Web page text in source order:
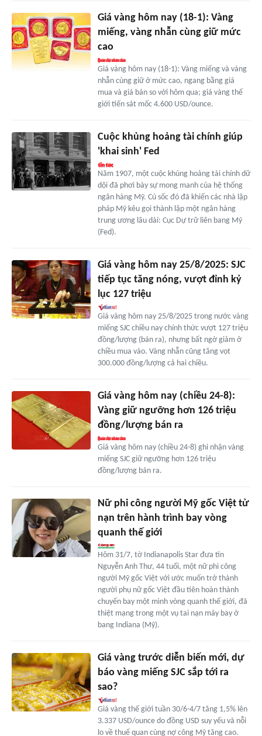
Giá vàng hôm nay (18-1): Vàng
miếng, vàng nhẫn cùng giữ mức
cao
Giá vàng hôm nay (18-1): Vàng miếng và vàng
nhẫn cùng giữ ở mức cao, ngang bằng giá
mua và giá bán so với hôm qua; giá vàng thế
giới tiến sát mốc 4.600 USD/ounce.
Cuộc khủng hoảng tài chính giúp
'khai sinh' Fed
Năm 1907, một cuộc khủng hoảng tài chính dữ
dội đã phơi bày sự mong manh của hệ thống
ngân hàng Mỹ. Cú sốc đó đã khiến các nhà lập
pháp Mỹ kêu gọi thành lập một ngân hàng
trung ương lâu dài: Cục Dự trữ liên bang Mỹ
(Fed).
Giá vàng hôm nay 25/8/2025: SJC
tiếp tục tăng nóng, vượt đỉnh kỷ
lục 127 triệu
Giá vàng hôm nay 25/8/2025 trong nước vàng
miếng SJC chiều nay chính thức vượt 127 triệu
đồng/lượng (bán ra), nhưng bất ngờ giảm ở
chiều mua vào. Vàng nhẫn cũng tăng vọt
300.000 đồng/lượng cả hai chiều.
Giá vàng hôm nay (chiều 24-8):
Vàng giữ ngưỡng hơn 126 triệu
đồng/lượng bán ra
Giá vàng hôm nay (chiều 24-8) ghi nhận vàng
miếng SJC giữ ngưỡng hơn 126 triệu
đồng/lượng bán ra.
Nữ phi công người Mỹ gốc Việt tử
nạn trên hành trình bay vòng
quanh thế giới
Hôm 31/7, tờ Indianapolis Star đưa tin
Nguyễn Anh Thư, 44 tuổi, một nữ phi công
người Mỹ gốc Việt với ước muốn trở thành
người phụ nữ gốc Việt đầu tiên hoàn thành
chuyến bay một mình vòng quanh thế giới, đã
thiệt mạng trong một vụ tai nạn máy bay ở
bang Indiana (Mỹ).
Giá vàng trước diễn biến mới, dự
báo vàng miếng SJC sắp tới ra
sao?
Giá vàng thế giới tuần 30/6-4/7 tăng 1,5% lên
3.337 USD/ounce do đồng USD suy yếu và nỗi
lo về thuế quan cùng nợ công Mỹ tăng cao.